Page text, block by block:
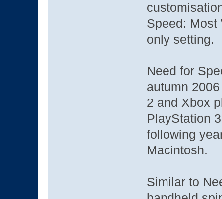
Speed: Most
only setting.
Need for
autumn
2 and Xbox
PlayStation
following
Macintosh.
Similar to